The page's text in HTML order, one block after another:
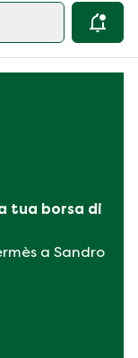
tua borsa di
a Sandro